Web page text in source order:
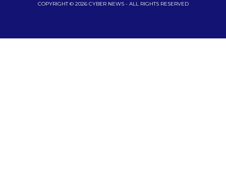
COPYRIGHT © 2026 CYBER NEWS - ALL RIGHTS RESERVED